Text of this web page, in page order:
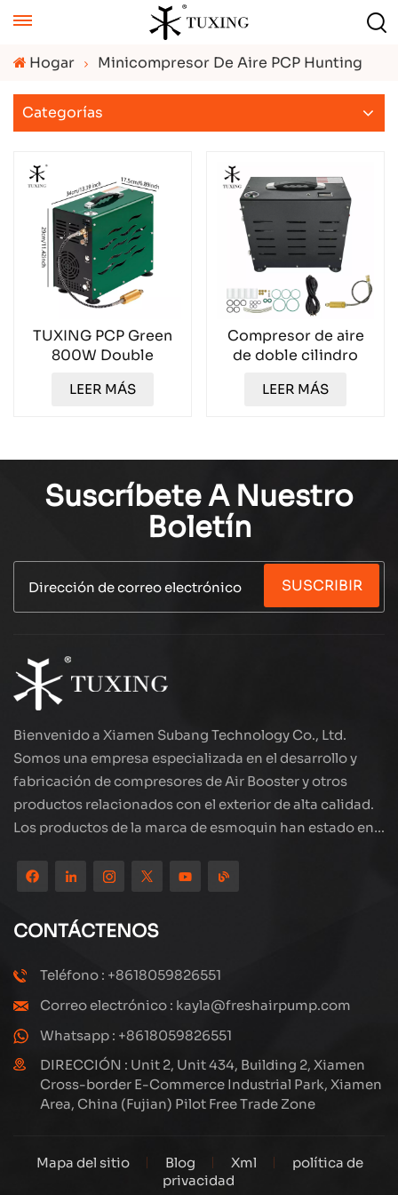
Hogar Minicompresor De Aire PCP Hunting
Categorías
TUXING PCP Green
800W Double
Compressor
LEER MÁS
Compresor de aire
de doble cilindro
TXEDB062
LEER MÁS
Suscríbete A Nuestro
Boletín
SUSCRIBIR
Bienvenido a Xiamen Subang Technology Co., Ltd.
Somos una empresa especializada en el desarrollo y
fabricación de compresores de Air Booster y otros
productos relacionados con el exterior de alta calidad.
Los productos de la marca de esmoquin han estado en
ubicada en el hermoso paisaje de la ciudad costera:
Xiamen, nuestros productos se exportan a más de 80
países y regiones, con una excelente calidad ha ganado
una amplia reputación internacional. Subang
Technology tiene un equipo de ventas profesional y un
estamos explorando y estudiando cómo actualizar
continuamente nuestros productos a través de la
innovación para satisfacer las crecientes necesidades
de los clientes. El enfoque central de la compañía en la
producción y fabricación de compresores de alta
productos. Cada producto que producimos, incluidas
CONTÁCTENOS
Teléfono : +8618059826551
Correo electrónico : kayla@freshairpump.com
Whatsapp : +8618059826551
DIRECCIÓN : Unit 2, Unit 434, Building 2, Xiamen
Cross-border E-Commerce Industrial Park, Xiamen
Area, China (Fujian) Pilot Free Trade Zone
Mapa del sitio Blog Xml
política de
privacidad